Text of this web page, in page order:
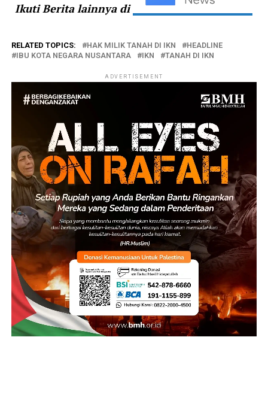
Ikuti Berita lainnya di
RELATED TOPICS: HAK MILIK TANAH DI IKN
HEADLINE
IBU KOTA NEGARA NUSANTARA
IKN TANAH DI IKN
ADVERTISEMENT